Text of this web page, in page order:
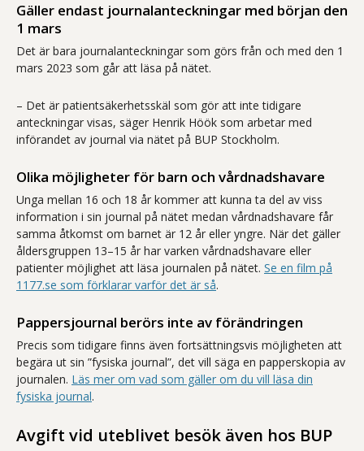
Gäller endast journalanteckningar med början den
1 mars
Det är bara journalanteckningar som görs från och med den 1
mars 2023 som går att läsa på nätet.
– Det är patientsäkerhetsskäl som gör att inte tidigare
anteckningar visas, säger Henrik Höök som arbetar med
införandet av journal via nätet på BUP Stockholm.
Olika möjligheter för barn och vårdnadshavare
Unga mellan 16 och 18 år kommer att kunna ta del av viss
information i sin journal på nätet medan vårdnadshavare får
samma åtkomst om barnet är 12 år eller yngre. När det gäller
åldersgruppen 13–15 år har varken vårdnadshavare eller
patienter möjlighet att läsa journalen på nätet. Se en film på
1177.se som förklarar varför det är så.
Pappersjournal berörs inte av förändringen
Precis som tidigare finns även fortsättningsvis möjligheten att
begära ut sin ”fysiska journal”, det vill säga en papperskopia av
journalen. Läs mer om vad som gäller om du vill läsa din
fysiska journal.
Avgift vid uteblivet besök även hos BUP